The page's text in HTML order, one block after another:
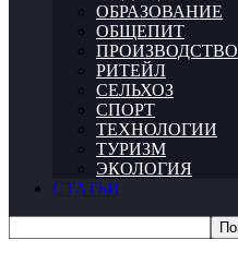
ОБРАЗОВАНИЕ
ОБЩЕПИТ
ПРОИЗВОДСТВО
РИТЕЙЛ
СЕЛЬХОЗ
СПОРТ
ТЕХНОЛОГИИ
ТУРИЗМ
ЭКОЛОГИЯ
СТАТЬИ